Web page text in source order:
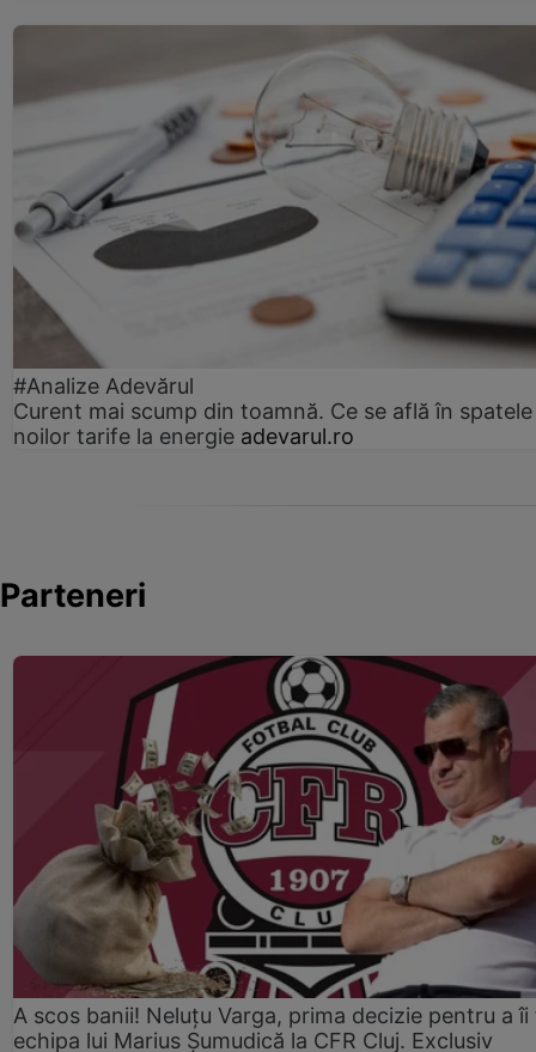
#Analize Adevărul
Curent mai scump din toamnă. Ce se află în spatele
noilor tarife la energie adevarul.ro
Parteneri
A scos banii! Neluțu Varga, prima decizie pentru a îi
echipa lui Marius Șumudică la CFR Cluj. Exclusiv